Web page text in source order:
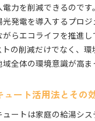
力を削減できるので
発電を導入するプロジ
らエコライフを推進
トの削減だけでなく、
全体の環境意識が高ま
ート活用法とその
ートは家庭の給湯シ